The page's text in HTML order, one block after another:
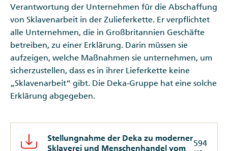
Verantwortung der Unternehmen für die Abschaffung
von Sklavenarbeit in der Zulieferkette. Er verpflichtet
alle Unternehmen, die in Großbritannien Geschäfte
betreiben, zu einer Erklärung. Darin müssen sie
aufzeigen, welche Maßnahmen sie unternehmen, um
sicherzustellen, dass es in ihrer Lieferkette keine
„Sklavenarbeit“ gibt. Die Deka-Gruppe hat eine solche
Erklärung abgegeben.
Stellungnahme der Deka zu moderner
Sklaverei und Menschenhandel vom
594